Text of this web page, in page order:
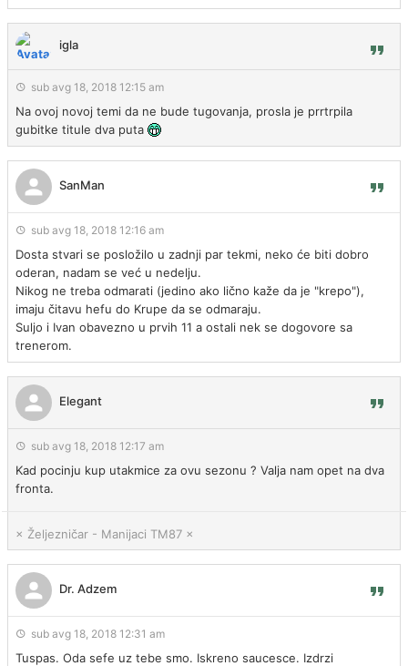
igla
sub avg 18, 2018 12:15 am
Na ovoj novoj temi da ne bude tugovanja, prosla je prrtrpila
gubitke titule dva puta
SanMan
sub avg 18, 2018 12:16 am
Dosta stvari se posložilo u zadnji par tekmi, neko će biti dobro
oderan, nadam se već u nedelju.
Nikog ne treba odmarati (jedino ako lično kaže da je "krepo"),
imaju čitavu hefu do Krupe da se odmaraju.
Suljo i Ivan obavezno u prvih 11 a ostali nek se dogovore sa
trenerom.
Elegant
sub avg 18, 2018 12:17 am
Kad pocinju kup utakmice za ovu sezonu ? Valja nam opet na dva
fronta.
× Željezničar - Manijaci TM87 ×
Dr. Adzem
sub avg 18, 2018 12:31 am
Tuspas. Oda sefe uz tebe smo. Iskreno saucesce. Izdrzi